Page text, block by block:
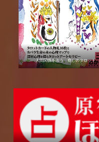
人間関係を占う 癒しのタロット